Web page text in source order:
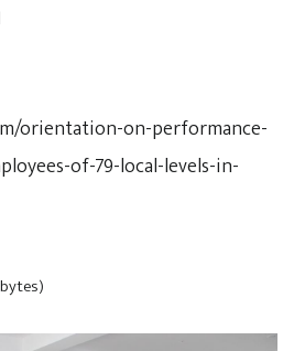
orientation-on-performance-
of-79-local-levels-in-